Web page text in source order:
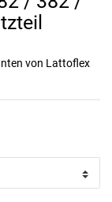
von Lattoflex